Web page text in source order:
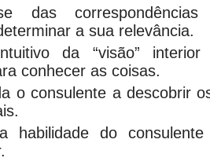
das
a sua relevância.
da “visão” interior
conhecer as coisas.
o consulente a descobrir
habilidade do